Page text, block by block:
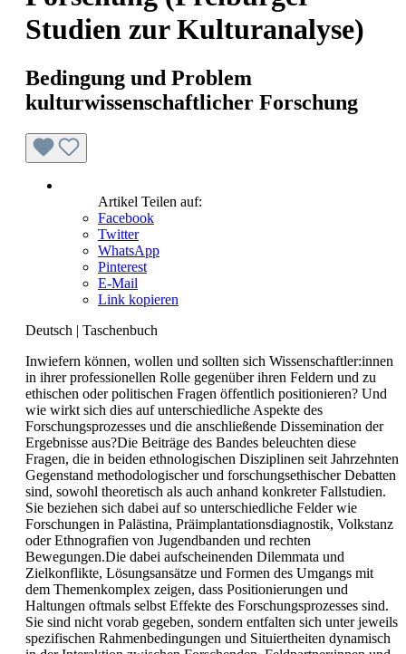
Studien zur Kulturanalyse)
Bedingung und Problem
kulturwissenschaftlicher Forschung
Artikel Teilen auf:
Facebook
Twitter
WhatsApp
Pinterest
E-Mail
Link kopieren
Deutsch | Taschenbuch
Inwiefern können, wollen und sollten sich Wissenschaftler:innen
in ihrer professionellen Rolle gegenüber ihren Feldern und zu
ethischen oder politischen Fragen öffentlich positionieren? Und
wie wirkt sich dies auf unterschiedliche Aspekte des
Forschungsprozesses und die anschließende Dissemination der
Ergebnisse aus?Die Beiträge des Bandes beleuchten diese
Fragen, die in beiden ethnologischen Disziplinen seit Jahrzehnten
Gegenstand methodologischer und forschungsethischer Debatten
sind, sowohl theoretisch als auch anhand konkreter Fallstudien.
Sie beziehen sich dabei auf so unterschiedliche Felder wie
Forschungen in Palästina, Präimplantationsdiagnostik, Volkstanz
oder Ethnografien von Jugendbanden und rechten
Bewegungen.Die dabei aufscheinenden Dilemmata und
Zielkonflikte, Lösungsansätze und Formen des Umgangs mit
dem Themenkomplex zeigen, dass Positionierungen und
Haltungen oftmals selbst Effekte des Forschungsprozesses sind.
Sie sind nicht vorab gegeben, sondern entfalten sich unter jeweils
spezifischen Rahmenbedingungen und Situiertheiten dynamisch